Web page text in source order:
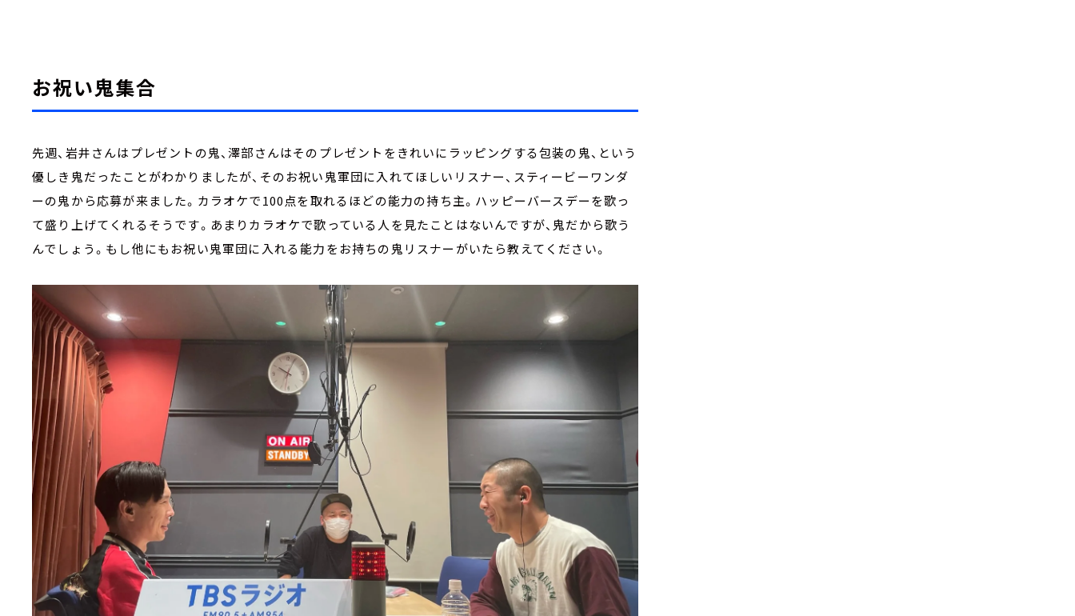
お祝い鬼集合
先週、岩井さんはプレゼントの鬼、澤部さんはそのプレゼントをきれいにラッピングする包装の鬼、という
優しき鬼だったことがわかりましたが、そのお祝い鬼軍団に入れてほしいリスナー、スティービーワンダ
ーの鬼から応募が来ました。カラオケで100点を取れるほどの能力の持ち主。ハッピーバースデーを歌っ
て盛り上げてくれるそうです。あまりカラオケで歌っている人を見たことはないんですが、鬼だから歌う
んでしょう。もし他にもお祝い鬼軍団に入れる能力をお持ちの鬼リスナーがいたら教えてください。